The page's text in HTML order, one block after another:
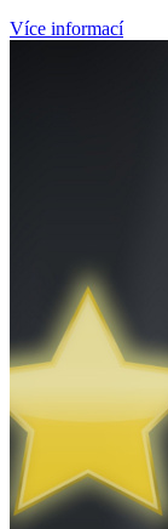
Více informací